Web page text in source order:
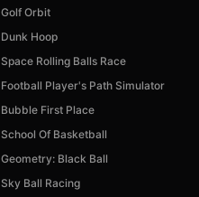
Golf Orbit
Dunk Hoop
Space Rolling Balls Race
Football Player's Path Simulator
Bubble First Place
School Of Basketball
Geometry: Black Ball
Sky Ball Racing